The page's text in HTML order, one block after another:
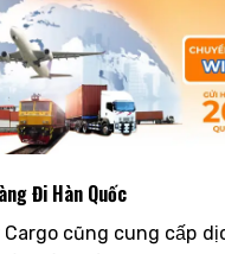
Đi Hàn Quốc
Cargo cũng cung cấp